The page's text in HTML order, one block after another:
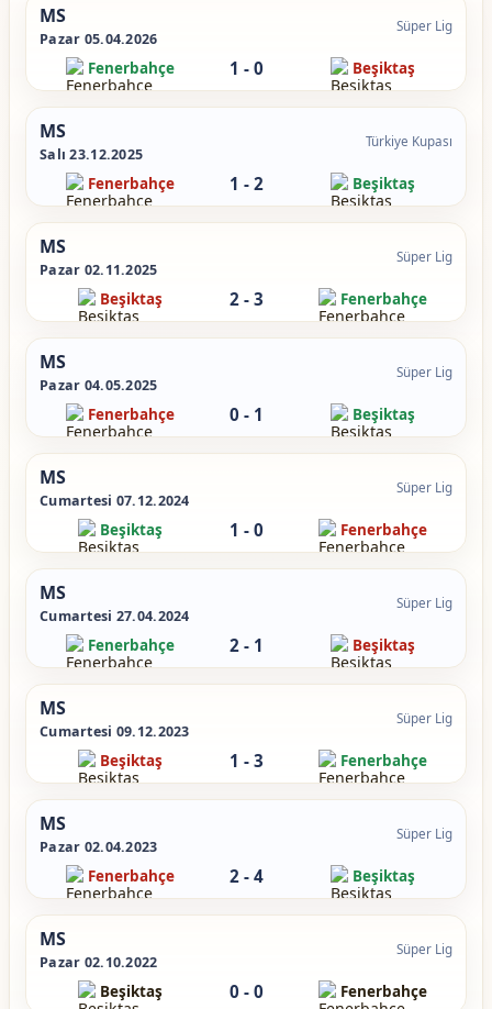
MS
Pazar 05.04.2026
Fenerbahçe 1 - 0 Beşiktaş
Süper Lig
MS
Salı 23.12.2025
Fenerbahçe 1 - 2 Beşiktaş
Türkiye Kupası
MS
Pazar 02.11.2025
Beşiktaş 2- 3 Fenerbahçe
Süper Lig
MS
Pazar 04.05.2025
Fenerbahçe 0 - 1 Beşiktaş
Süper Lig
MS
Cumartesi 07.12.2024
Beşiktaş 1 - 0 Fenerbahçe
Süper Lig
MS
Cumartesi 27.04.2024
Fenerbahçe 2- 1 Beşiktaş
Süper Lig
MS
Cumartesi 09.12.2023
Beşiktaş 1 - 3 Fenerbahçe
Süper Lig
MS
Pazar 02.04.2023
Fenerbahçe 2- 4 Beşiktaş
Süper Lig
MS
Pazar 02.10.2022
Beşiktaş 0 - 0 Fenerbahçe
Süper Lig